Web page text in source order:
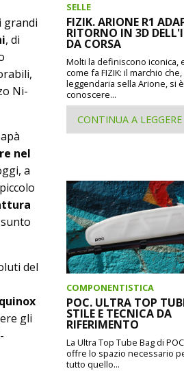
grandi
, di
Ni­
nel
a
del
gli
SELLE
FIZIK. ARIONE R1
RITORNO IN 3D
DA CORSA
Molti la definiscono iconica,
come fa FIZIK: il marchio
leggendaria sella Arione, si
conoscere...
CONTINUA A LEGGERE
COMPONENTISTICA
POC. ULTRA TOP
STILE E TECNICA DA
RIFERIMENTO
La Ultra Top Tube Bag di
offre lo spazio necessario
tutto quello...